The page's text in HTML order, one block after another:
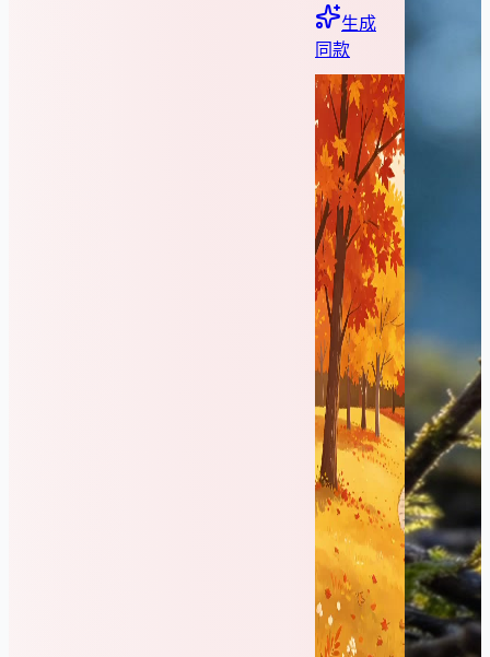
生成
同款